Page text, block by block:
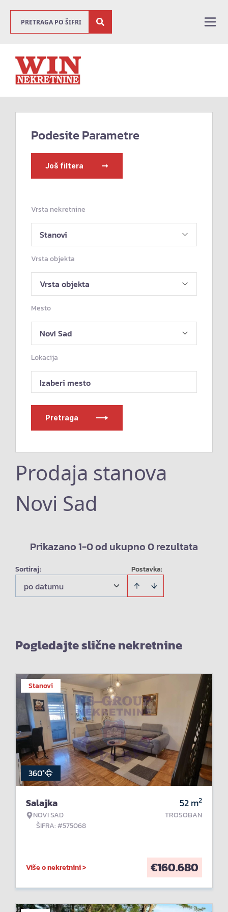
Podesite Parametre
Još filtera
Vrsta nekretnine
Vrsta objekta
Mesto
Lokacija
Izaberi mesto
Pretraga
Prodaja stanova
Novi Sad
Prikazano 1-0 od ukupno 0 rezultata
Postavka:
Sortiraj:
po datumu
Pogledajte slične nekretnine
Stanovi
360°
Salajka
NOVI SAD
ŠIFRA: #575068
52m2
TROSOBAN
Više o nekretnini > €160.680